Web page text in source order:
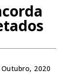
Outubro, 2020